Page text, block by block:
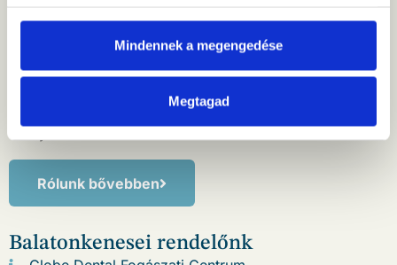
Mindennek a megengedése
Megtagad
120 fős, tapasztalt szakembergárdánk
dolgozik azon, hogy minden páciens személyre szabott
megalapozott megoldást kapjon – biztonságos, nyugodt
Rólunk bővebben
Balatonkenesei rendelőnk